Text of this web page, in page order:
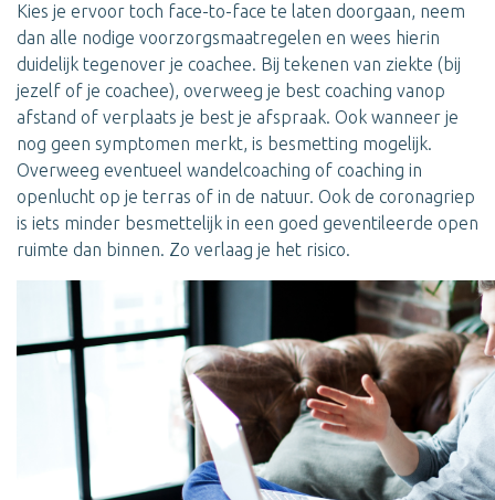
Kies je ervoor toch face-to-face te laten doorgaan, neem
dan alle nodige voorzorgsmaatregelen en wees hierin
duidelijk tegenover je coachee. Bij tekenen van ziekte (bij
jezelf of je coachee), overweeg je best coaching vanop
afstand of verplaats je best je afspraak. Ook wanneer je
nog geen symptomen merkt, is besmetting mogelijk.
Overweeg eventueel wandelcoaching of coaching in
openlucht op je terras of in de natuur. Ook de coronagriep
is iets minder besmettelijk in een goed geventileerde open
ruimte dan binnen. Zo verlaag je het risico.